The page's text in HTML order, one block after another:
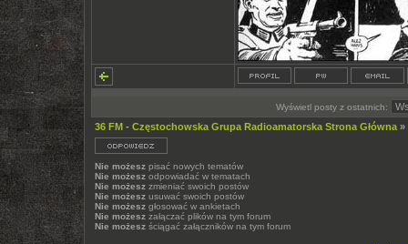
Wyświetl posty z ostatnich:
36 FM - Częstochowska Grupa Radioamatorska Strona Główna »
Nie możesz pisać nowych tematów
Nie możesz odpowiadać w tematach
Nie możesz zmieniać swoich postów
Nie możesz usuwać swoich postów
Nie możesz głosować w ankietach
Nie możesz załączać plików na tym forum
Nie możesz ściągać załączników na tym forum